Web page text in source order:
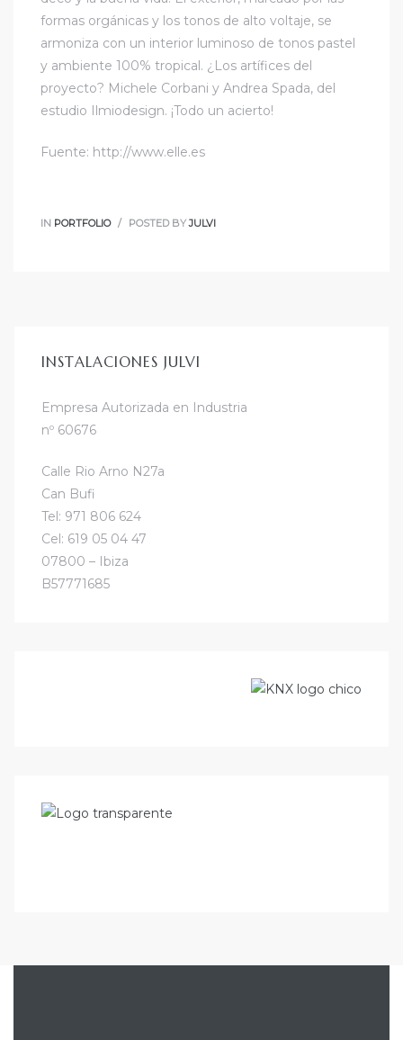
formas orgánicas y los tonos de alto voltaje, se
armoniza con un interior luminoso de tonos pastel
y ambiente 100% tropical. ¿Los artífices del
proyecto? Michele Corbani y Andrea Spada, del
estudio Ilmiodesign. ¡Todo un acierto!
Fuente: http://www.elle.es
IN PORTFOLIO POSTED BYJULVI
INSTALACIONES JULVI
Empresa Autorizada en Industria
nº 60676
Calle Rio Arno N27a
Can Bufi
Tel: 971 806 624
Cel: 619 05 04 47
07800 – Ibiza
B57771685